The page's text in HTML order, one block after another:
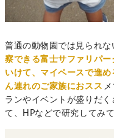
普通の動物園では見られな
察できる富士サファリパ
いけて、マイペースで進
ん連れのご家族におスス
ランやイベントが盛りだ
て、HPなどで研究してみ